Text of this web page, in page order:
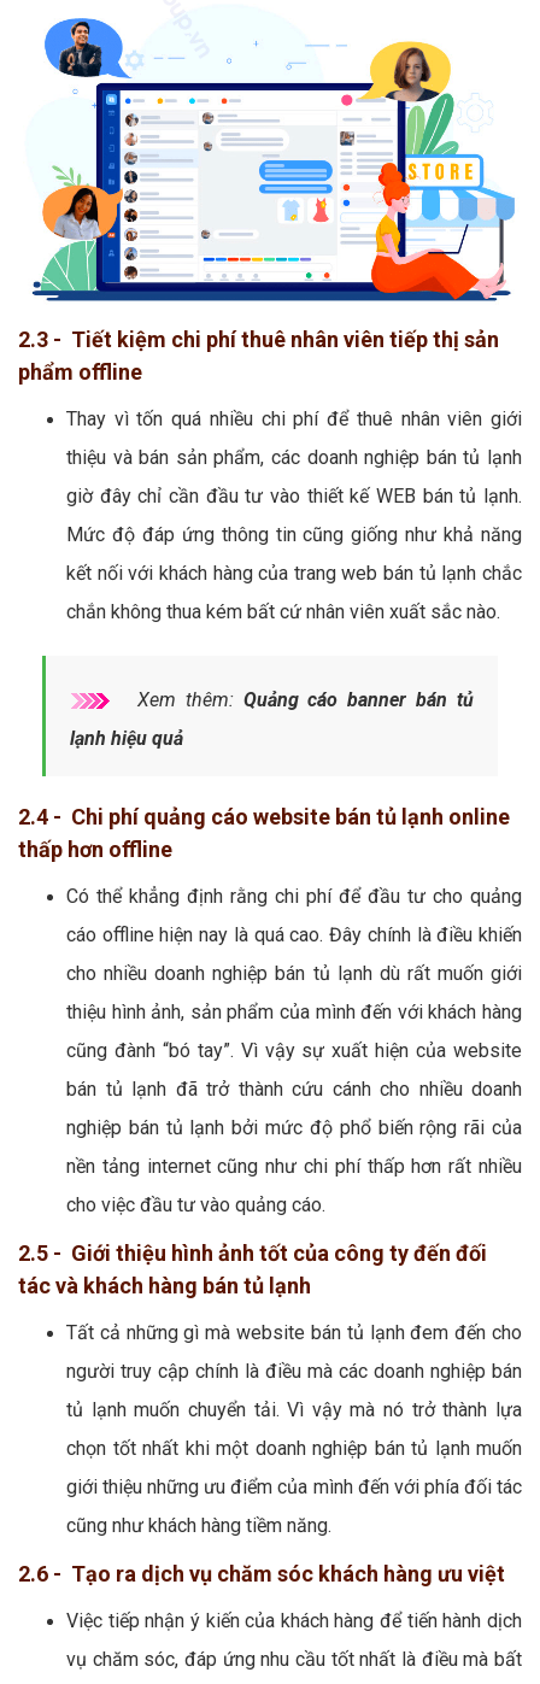
2.3 - Tiết kiệm chi phí thuê nhân viên tiếp thị sản
phẩm offline
Thay vì tốn quá nhiều chi phí để thuê nhân viên giới
thiệu và bán sản phẩm, các doanh nghiệp bán tủ lạnh
giờ đây chỉ cần đầu tư vào thiết kế WEB bán tủ lạnh.
Mức độ đáp ứng thông tin cũng giống như khả năng
kết nối với khách hàng của trang web bán tủ lạnh chắc
chắn không thua kém bất cứ nhân viên xuất sắc nào.
Xem thêm: Quảng cáo banner bán tủ
lạnh hiệu quả
2.4 - Chi phí quảng cáo website bán tủ lạnh online
thấp hơn offline
Có thể khẳng định rằng chi phí để đầu tư cho quảng
cáo offline hiện nay là quá cao. Đây chính là điều khiến
cho nhiều doanh nghiệp bán tủ lạnh dù rất muốn giới
thiệu hình ảnh, sản phẩm của mình đến với khách hàng
cũng đành “bó tay”. Vì vậy sự xuất hiện của website
bán tủ lạnh đã trở thành cứu cánh cho nhiều doanh
nghiệp bán tủ lạnh bởi mức độ phổ biến rộng rãi của
nền tảng internet cũng như chi phí thấp hơn rất nhiều
cho việc đầu tư vào quảng cáo.
2.5 - Giới thiệu hình ảnh tốt của công ty đến đối
tác và khách hàng bán tủ lạnh
Tất cả những gì mà website bán tủ lạnh đem đến cho
người truy cập chính là điều mà các doanh nghiệp bán
tủ lạnh muốn chuyển tải. Vì vậy mà nó trở thành lựa
chọn tốt nhất khi một doanh nghiệp bán tủ lạnh muốn
giới thiệu những ưu điểm của mình đến với phía đối tác
cũng như khách hàng tiềm năng.
2.6 - Tạo ra dịch vụ chăm sóc khách hàng ưu việt
Việc tiếp nhận ý kiến của khách hàng để tiến hành dịch
vụ chăm sóc, đáp ứng nhu cầu tốt nhất là điều mà bất